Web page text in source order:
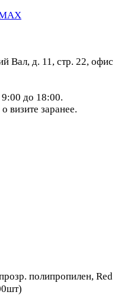
МАХ
Вал, д. 11, стр. 22, офис
до 18:00.
визите заранее.
полипропилен, Red